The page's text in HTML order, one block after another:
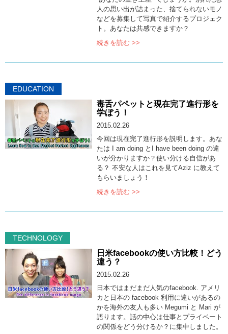
人の思い出が詰まった、捨てられないモノ
などを募集して写真で紹介するプロジェク
ト。あなたは共感できますか？
続きを読む >>
EDUCATION
毒舌パペットと現在完了進行形を
学ぼう！
2015.02.26
今回は現在完了進行形を説明します。あな
たは I am doing とI have been doing の違
いが分かりますか？使い分ける自信があ
る？ 不安な人はこれを見てAziz に教えて
もらいましょう！
続きを読む >>
TECHNOLOGY
日米facebookの使い方比較！どう
違う？
2015.02.26
日本ではまだまだ人気のfacebook. アメリ
カと日本の facebook 利用に違いがあるの
かを海外の友人も多い Megumi と Mari が
語ります。話の中心は仕事とプライベート
の関係をどう分けるか？に集中しました。